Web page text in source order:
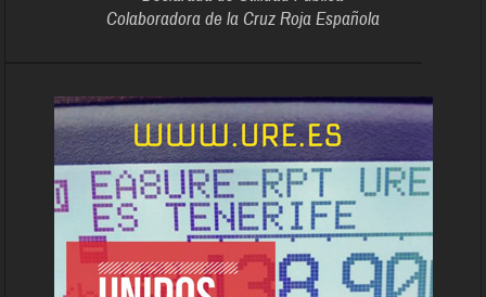
Colaboradora de la Cruz Roja Española